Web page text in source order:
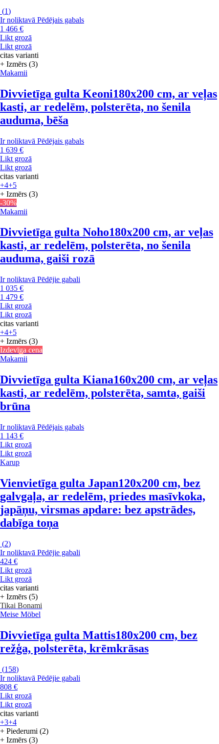
(1)
Ir noliktavā Pēdējais gabals
1 466 €
Likt grozā
Likt grozā
citas varianti
+ Izmērs (3)
Makamii
Divvietīga gulta Keoni180x200 cm, ar veļas
kasti, ar redelēm, polsterēta, no šenila
auduma, bēša
Ir noliktavā Pēdējais gabals
1 639 €
Likt grozā
Likt grozā
citas varianti
+4+5
+ Izmērs (3)
-30%
Makamii
Divvietīga gulta Noho180x200 cm, ar veļas
kasti, ar redelēm, polsterēta, no šenila
auduma, gaiši rozā
Ir noliktavā Pēdējie gabali
1 035 €
1 479 €
Likt grozā
Likt grozā
citas varianti
+4+5
+ Izmērs (3)
Izdevīga cena
Makamii
Divvietīga gulta Kiana160x200 cm, ar veļas
kasti, ar redelēm, polsterēta, samta, gaiši
brūna
Ir noliktavā Pēdējais gabals
1 143 €
Likt grozā
Likt grozā
Karup
Vienvietīga gulta Japan120x200 cm, bez
galvgaļa, ar redelēm, priedes masīvkoka,
japāņu, virsmas apdare: bez apstrādes,
dabīga toņa
(2)
Ir noliktavā Pēdējie gabali
424 €
Likt grozā
Likt grozā
citas varianti
+ Izmērs (5)
Tikai Bonami
Meise Möbel
Divvietīga gulta Mattis180x200 cm, bez
režģa, polsterēta, krēmkrāsas
(158)
Ir noliktavā Pēdējie gabali
808 €
Likt grozā
Likt grozā
citas varianti
+3+4
+ Piederumi (2)
+ Izmērs (3)